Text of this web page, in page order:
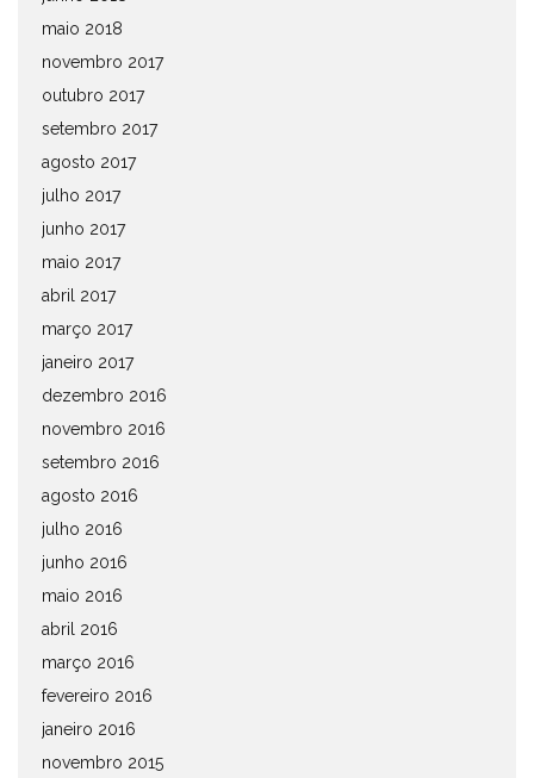
maio 2018
novembro 2017
outubro 2017
setembro 2017
agosto 2017
julho 2017
junho 2017
maio 2017
abril 2017
março 2017
janeiro 2017
dezembro 2016
novembro 2016
setembro 2016
agosto 2016
julho 2016
junho 2016
maio 2016
abril 2016
março 2016
fevereiro 2016
janeiro 2016
novembro 2015